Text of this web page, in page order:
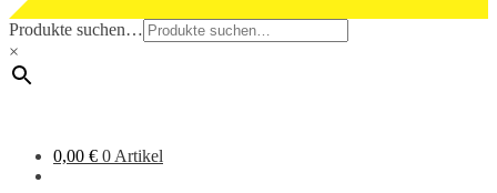
Produkte suchen…
×
0,00 € 0 Artikel